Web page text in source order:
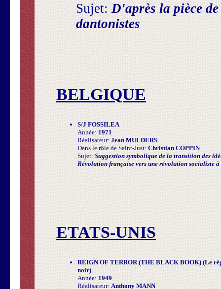
Sujet:D'après la pièce
dantonistes
BELGIQUE
S/J FOSSILEA
Année:1971
Réalisateur: Jean MULDERS
Dans le rôle de Saint-Just: Christian COPPIN
Sujet: Suggestion symbolique de la transition des
Révolution française vers une révolution socialiste
ETATS-UNIS
REIGN OF TERROR (THE BLACK BOOK) (Le
noir)
Année: 1949
Réalisateur: Anthony MANN